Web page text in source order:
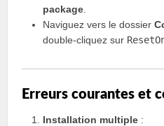
package
Naviguez vers le dossier
double-cliquez sur
Erreurs courantes et
Installation multiple :